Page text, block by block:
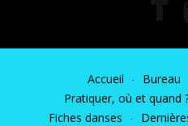
Accueil Bureau
Pratiquer, où et quand
Fiches danses